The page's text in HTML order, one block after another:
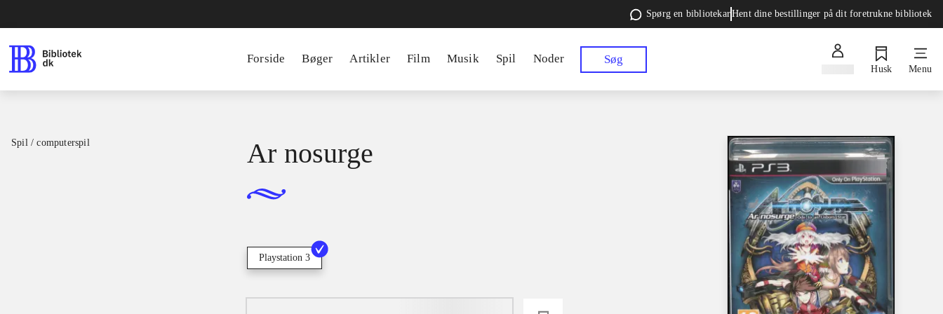
Spørg en bibliotekarHent dine bestillinger på dit foretrukne bibliotek
Forside Bøger Artikler Film Musik Spil Noder Søg
Husk Menu
Spil / computerspil Ar nosurge
Playstation 3